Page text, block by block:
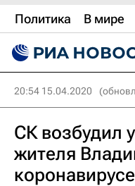
Политика В мире
20:54 15.04.2020
СК возбудил
жителя
коронавирусе